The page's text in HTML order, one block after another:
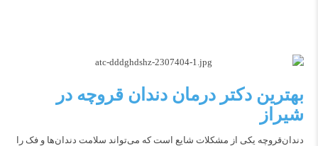
بهترین دکتر درمان دندان قروچه در
شیراز
دندان‌قروچه یکی از مشکلات شایع است که می‌تواند سلامت دندان‌ها و فک را